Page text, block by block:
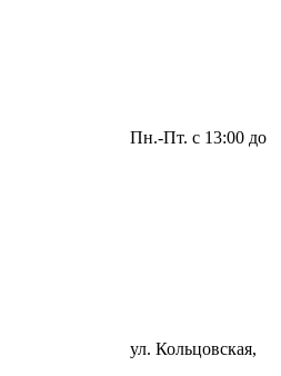
Пн.-Пт. с 13:00 до
ул. Кольцовская,